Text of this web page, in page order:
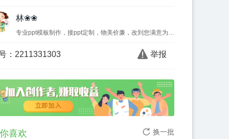
林❀❀
： 2211331303 举报
喜欢 换一批